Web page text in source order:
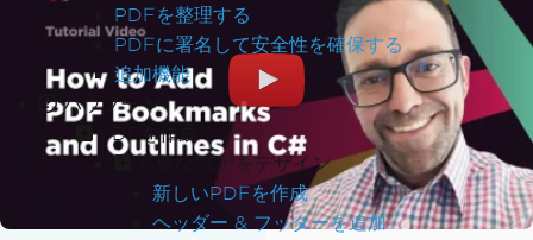
PDFを整理する
PDFに署名して安全性を確保する
追加機能
ハウツー
PDFを作成
完璧なPDFをデザイン
新しいPDFを作成
ヘッダー & フッターを追加